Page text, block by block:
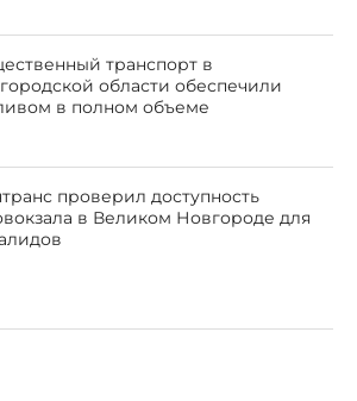
транспорт в
области обеспечили
в полном объеме
проверил доступность
в Великом Новгороде для